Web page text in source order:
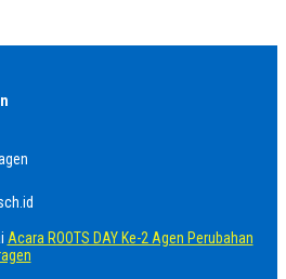
Acara ROOTS DAY Ke-2 Agen Perubahan